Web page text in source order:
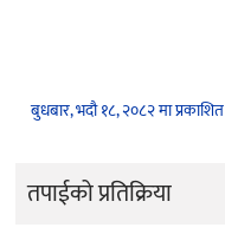
बुधबार, भदौ १८, २०८२ मा प्रकाशित
तपाईको प्रतिक्रिया